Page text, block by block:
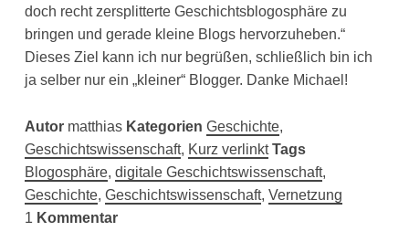
doch recht zersplitterte Geschichtsblogosphäre zu
bringen und gerade kleine Blogs hervorzuheben.“
Dieses Ziel kann ich nur begrüßen, schließlich bin ich
ja selber nur ein „kleiner“ Blogger. Danke Michael!
Autor matthias Kategorien Geschichte,
Geschichtswissenschaft, Kurz verlinkt Tags
Blogosphäre, digitale Geschichtswissenschaft,
Geschichte, Geschichtswissenschaft, Vernetzung
1 Kommentar